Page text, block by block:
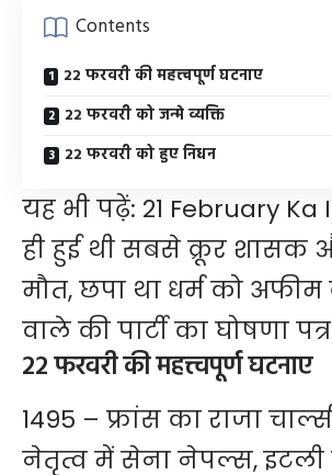
Contents
22 फरवरी की महत्त्वपूर्ण घटनाए
22 फरवरी को जन्मे व्यक्ति
22 फरवरी को हुए निधन
यह भी पढ़ें: 21 February
ही हुई थी सबसे क्रूर
मौत, छपा था धर्म को अफीम
वाले की पार्टी का घोषणा पत्र
22 फरवरी की महत्त्वपूर्ण घटनाए
1495 – फ्रांस का राजा
नेतृत्व में सेना नेपल्स, इटली